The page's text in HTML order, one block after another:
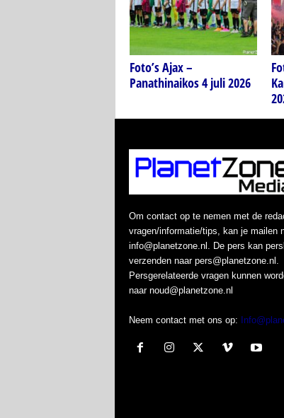
Foto’s Ajax –
Panathinaikos 4 juli 2026
Om contact op te nemen met de
vragen/informatie/tips, kan je mailen
info@planetzone.nl. De pers kan
verzenden naar pers@planetzone.nl.
Persgerelateerde vragen kunnen
naar noud@planetzone.nl
Neem contact met ons op: